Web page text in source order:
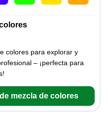
colores para explorar y
– ¡perfecta para
mezcla de colores